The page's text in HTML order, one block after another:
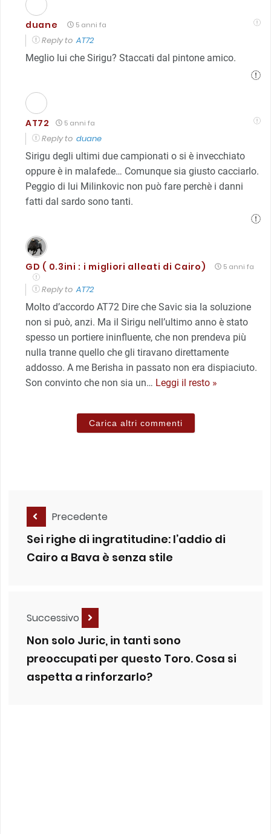
duane 5 anni fa
Reply toAT72
Meglio lui che Sirigu? Staccati dal pintone amico.
AT72 5 anni fa
Reply to duane
Sirigu degli ultimi due campionati o si è invecchiato
oppure è in malafede… Comunque sia giusto cacciarlo.
Peggio di lui Milinkovic non può fare perchè i danni
fatti dal sardo sono tanti.
GD ( 0.3ini : i migliori alleati di Cairo) 5 anni fa
Reply toAT72
Molto d’accordo AT72 Dire che Savic sia la soluzione
non si può, anzi. Ma il Sirigu nell’ultimo anno è stato
spesso un portiere ininfluente, che non prendeva più
nulla tranne quello che gli tiravano direttamente
addosso. A me Berisha in passato non era dispiaciuto.
Son convinto che non sia un… Leggi il resto »
Carica altri commenti
Precedente
Sei righe di ingratitudine: l’addio di
Cairo a Bava è senza stile
Successivo
Non solo Juric, in tanti sono
preoccupati per questo Toro. Cosa si
aspetta a rinforzarlo?